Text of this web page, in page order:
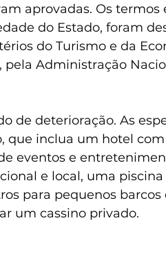
aprovadas. Os termos
do Estado, foram
do Turismo e da
Administração
de deterioração. As
que inclua um hotel
eventos e
e local, uma piscina
para pequenos barcos
um cassino privado.